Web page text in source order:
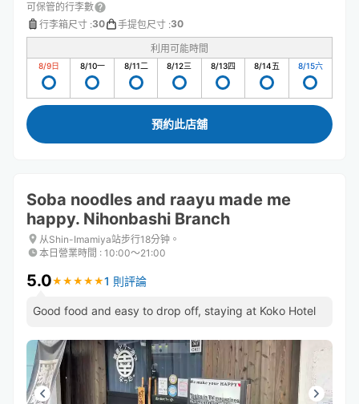
可保管的行李數
行李箱尺寸 :30 手提包尺寸 :30
利用可能時間
8/9日 8/10一 8/11二 8/12三 8/13四 8/14五 8/15六
預約此店舖
Soba noodles and raayu made me
happy. Nihonbashi Branch
从Shin-Imamiya站步行18分钟。
本日營業時間 : 10:00〜21:00
5.0★ ★ ★ ★ ★
★ ★ ★ ★ ★1 則評論
Good food and easy to drop off, staying at Koko Hotel